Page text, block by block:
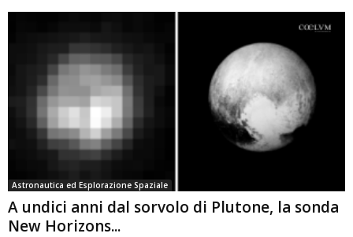
Astronautica ed Esplorazione Spaziale
A undici anni dal sorvolo di Plutone, la sonda
New Horizons...